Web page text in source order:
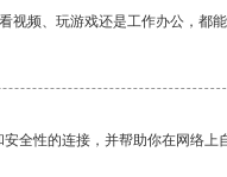
频、玩游戏还是工作办公，都
全性的连接，并帮助你在网络上